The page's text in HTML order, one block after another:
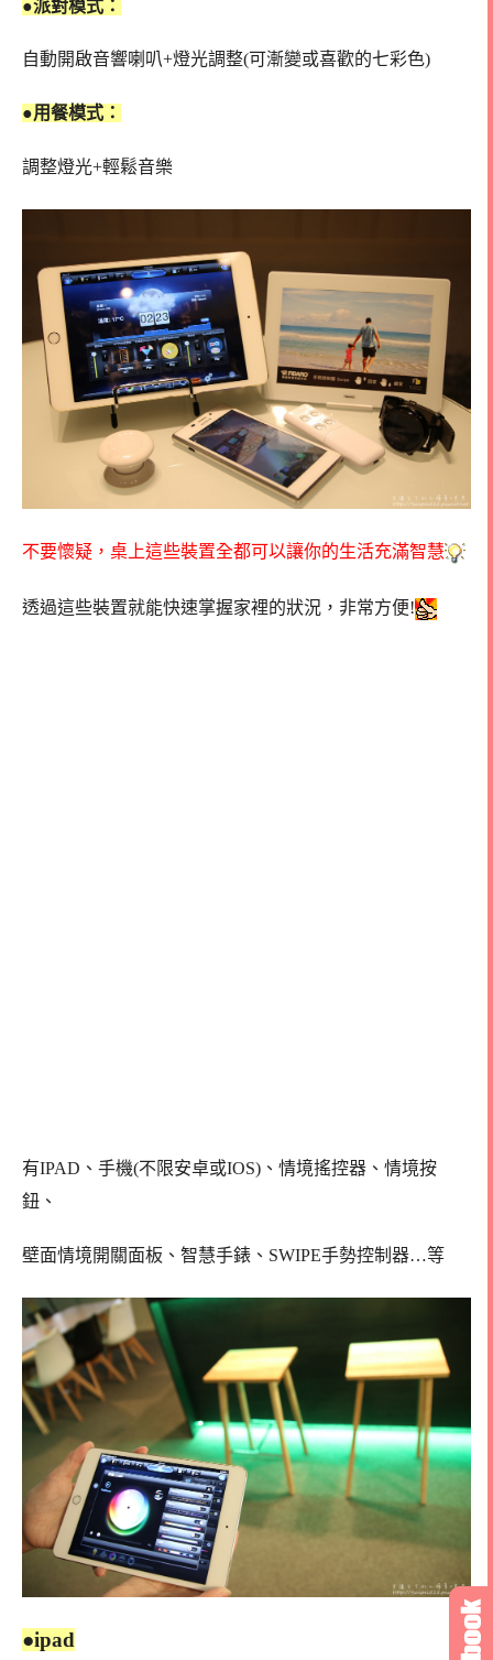
●派對模式：
自動開啟音響喇叭+燈光調整(可漸變或喜歡的七彩色)
●用餐模式：
調整燈光+輕鬆音樂
不要懷疑，桌上這些裝置全都可以讓你的生活充滿智慧
透過這些裝置就能快速掌握家裡的狀況，非常方便!
有IPAD、手機(不限安卓或IOS)、情境搖控器、情境按
鈕、
壁面情境開關面板、智慧手錶、SWIPE手勢控制器…等
●ipad